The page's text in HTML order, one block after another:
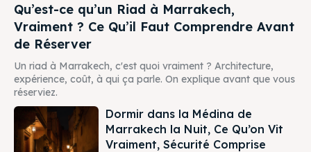
Qu’est-ce qu’un Riad à Marrakech,
Vraiment ? Ce Qu’il Faut Comprendre Avant
de Réserver
Un riad à Marrakech, c'est quoi vraiment ? Architecture,
expérience, coût, à qui ça parle. On explique avant que vous
réserviez.
Dormir dans la Médina de
Marrakech la Nuit, Ce Qu’on Vit
Vraiment, Sécurité Comprise